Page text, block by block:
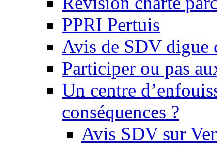
PPRI Pertuis
Avis de SDV digue
Participer ou pas
Un centre
conséquences ?
Avis SDV sur